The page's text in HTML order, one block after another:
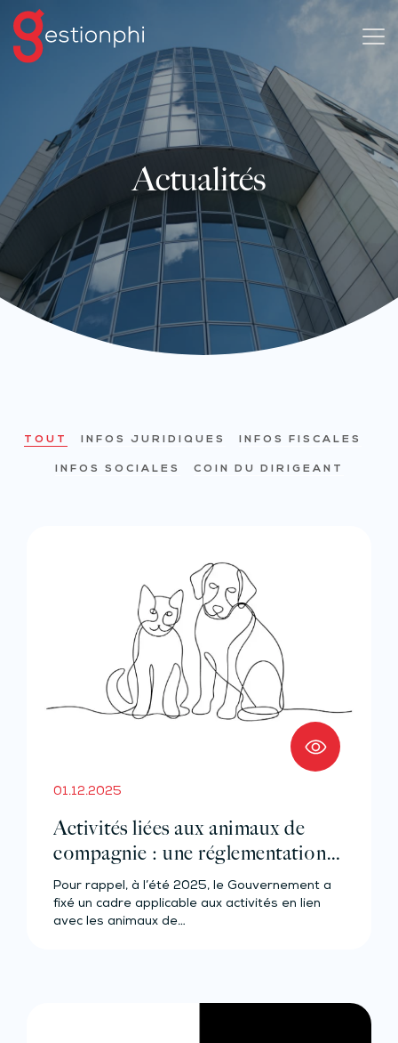
Actualités
TOUT INFOS JURIDIQUES INFOS FISCALES
INFOS SOCIALES COIN DU DIRIGEANT
01.12.2025
Activités liées aux animaux de
compagnie : une réglementation
partiellement décalée…
Pour rappel, à l’été 2025, le Gouvernement a
fixé un cadre applicable aux activités en lien
avec les animaux de…